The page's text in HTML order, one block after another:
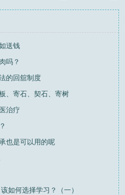
送钱
吗？
的回舘制度
、寄石、契石、寄树
治疗
也是可以用的呢
如何选择学习？（一）